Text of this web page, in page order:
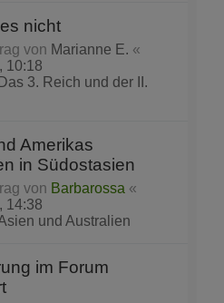
nicht
von Marianne E. «
10:18
Das 3. Reich und der II.
Amerikas
in Südostasien
von Barbarossa «
14:38
und Australien
im Forum